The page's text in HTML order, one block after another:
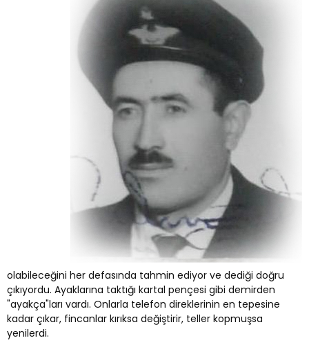
olabileceğini her defasında tahmin ediyor ve dediği doğru
çıkıyordu. Ayaklarına taktığı kartal pençesi gibi demirden
"ayakça"ları vardı. Onlarla telefon direklerinin en tepesine
kadar çıkar, fincanlar kırıksa değiştirir, teller kopmuşsa
yenilerdi.